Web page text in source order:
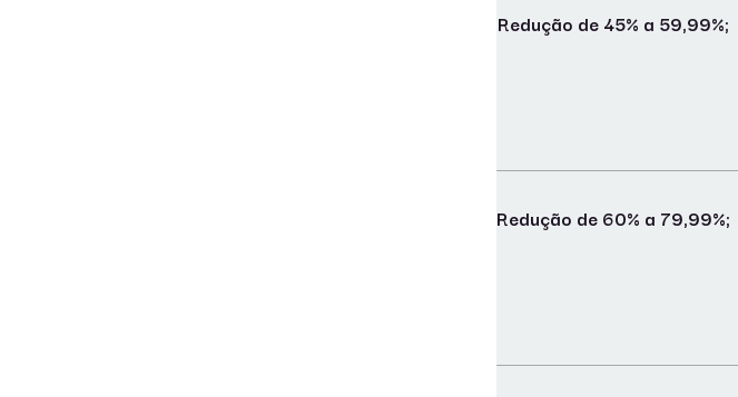
Redução de 45% a 59,99%;
Redução de 60% a 79,99%;